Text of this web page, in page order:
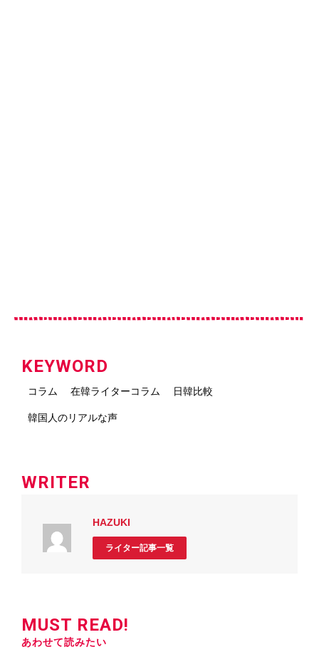
KEYWORD
コラム 在韓ライターコラム 日韓比較
韓国人のリアルな声
WRITER
HAZUKI
ライター記事一覧
MUST READ!
あわせて読みたい